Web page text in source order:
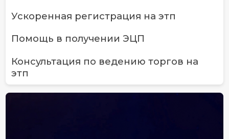
Ускоренная регистрация на этп
Помощь в получении ЭЦП
Консультация по ведению торгов на
этп